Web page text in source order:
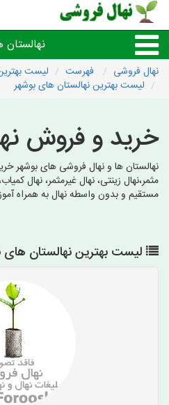
نهالستان
نهال های
نهال های
نهال های
نهال فروشی فهرست
لیست
لیست بهترین نهالستان های بوشهر
خرید و فروش
نهالستان ها و نهال فروشی های بوشهر
مثمر،نهال زینتی، نهال غیرمثمر، نهال
مستقیم و بدون واسطه نهال به همراه
لیست بهترین نهالستان های